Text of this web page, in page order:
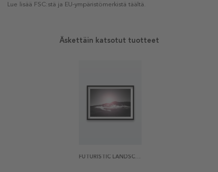
Lue lisää FSC:stä ja EU-ympäristömerkistä täältä.
Äskettäin katsotut tuotteet
FUTURISTIC LANDSCAPE JULISTE